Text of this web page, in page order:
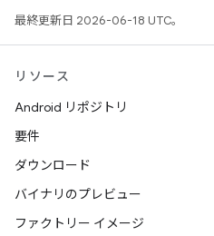
最終更新日 2026-06-18 UTC。
リソース
Android リポジトリ
要件
ダウンロード
バイナリのプレビュー
ファクトリー イメージ